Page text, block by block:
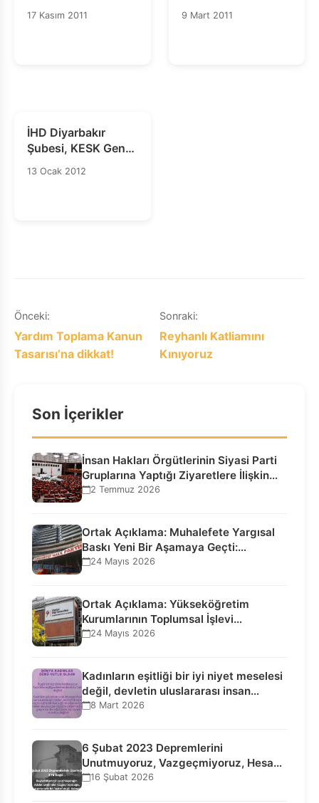
Tarafından
17 Kasım 2011
dizisinden notlar –
9 Mart 2011
İHD Diyarbakır
Şubesi, KESK Genel
Merkezi, BDP
13 Ocak 2012
Yazı
gezinmesi
Önceki:
Yardım Toplama Kanun
Tasarısı’na dikkat!
Sonraki:
Reyhanlı Katliamını
Kınıyoruz
Son İçerikler
İnsan Hakları Örgütlerinin Siyasi Parti
Gruplarına Yaptığı Ziyaretlere İlişkin
Bilgilendirme…
2 Temmuz 2026
Ortak Açıklama: Muhalefete Yargısal
Baskı Yeni Bir Aşamaya Geçti:
Seçilmiş…
24 Mayıs 2026
Ortak Açıklama: Yükseköğretim
Kurumlarının Toplumsal İşlevi
Kurucularının Ticari Akıbetine
24 Mayıs 2026
Kadınların eşitliği bir iyi niyet meselesi
değil, devletin uluslararası insan…
8 Mart 2026
6 Şubat 2023 Depremlerini
Unutmuyoruz, Vazgeçmiyoruz, Hesap
Sorulmasını İstiyoruz!
16 Şubat 2026